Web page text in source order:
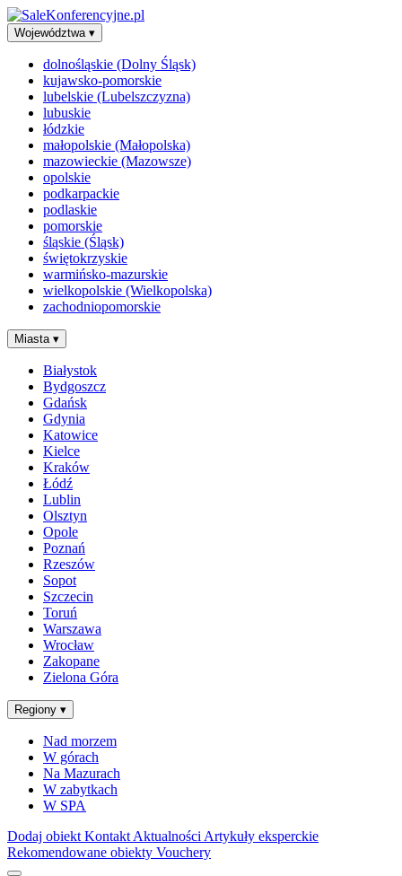
Województwa ▾
dolnośląskie (Dolny Śląsk)
kujawsko-pomorskie
lubelskie (Lubelszczyzna)
lubuskie
łódzkie
małopolskie (Małopolska)
mazowieckie (Mazowsze)
opolskie
podkarpackie
podlaskie
pomorskie
śląskie (Śląsk)
świętokrzyskie
warmińsko-mazurskie
wielkopolskie (Wielkopolska)
zachodniopomorskie
Miasta ▾
Białystok
Bydgoszcz
Gdańsk
Gdynia
Katowice
Kielce
Kraków
Łódź
Lublin
Olsztyn
Opole
Poznań
Rzeszów
Sopot
Szczecin
Toruń
Warszawa
Wrocław
Zakopane
Zielona Góra
Regiony ▾
Nad morzem
W górach
Na Mazurach
W zabytkach
W SPA
Dodaj obiekt Kontakt Aktualności Artykuły eksperckie
Rekomendowane obiekty Vouchery